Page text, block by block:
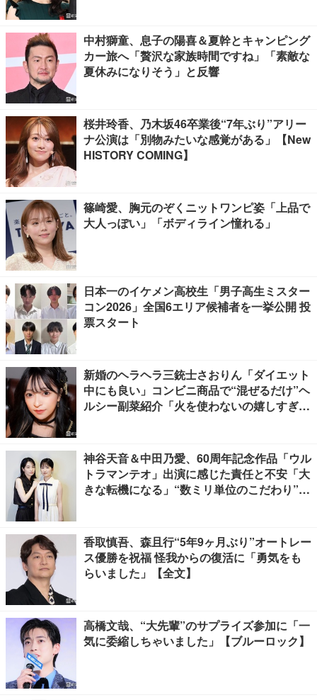
中村獅童、息子の陽喜＆夏幹とキャンピング
カー旅へ「贅沢な家族時間ですね」「素敵な
夏休みになりそう」と反響
桜井玲香、乃木坂46卒業後“7年ぶり”アリー
ナ公演は「別物みたいな感覚がある」【New
HISTORY COMING】
篠崎愛、胸元のぞくニットワンピ姿「上品で
大人っぽい」「ボディライン憧れる」
日本一のイケメン高校生「男子高生ミスター
コン2026」全国6エリア候補者を一挙公開 投
票スタート
新婚のヘラヘラ三銃士さおりん「ダイエット
中にも良い」コンビニ商品で“混ぜるだけ”ヘ
ルシー副菜紹介「火を使わないの嬉しすぎ
神谷天音＆中田乃愛、60周年記念作品「ウル
トラマンテオ」出演に感じた責任と不安「大
きな転機になる」“数ミリ単位のこだわり”特
香取慎吾、森且行“5年9ヶ月ぶり”オートレー
ス優勝を祝福 怪我からの復活に「勇気をも
らいました」【全文】
高橋文哉、“大先輩”のサプライズ参加に「一
気に委縮しちゃいました」【ブルーロック】